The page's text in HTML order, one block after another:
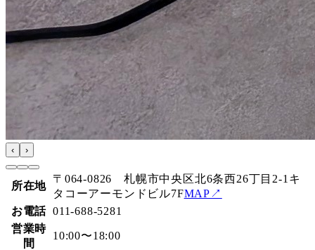
‹ ›
所在地
〒064-0826 札幌市中央区北6条西26丁目2-1キ
タコーアーモンドビル7FMAP↗
お電話 011-688-5281
営業時
間
10:00〜18:00